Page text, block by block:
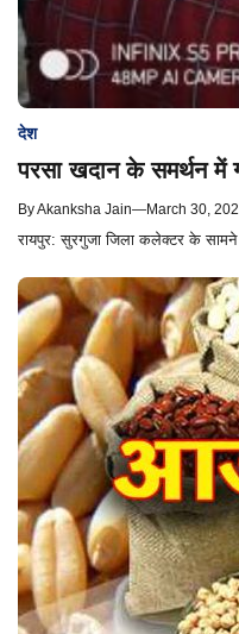
देश
परसा खदान के समर्थन में
ByAkanksha Jain—March 30,
रायपुर: सुरगुजा जिला कलेक्टर के